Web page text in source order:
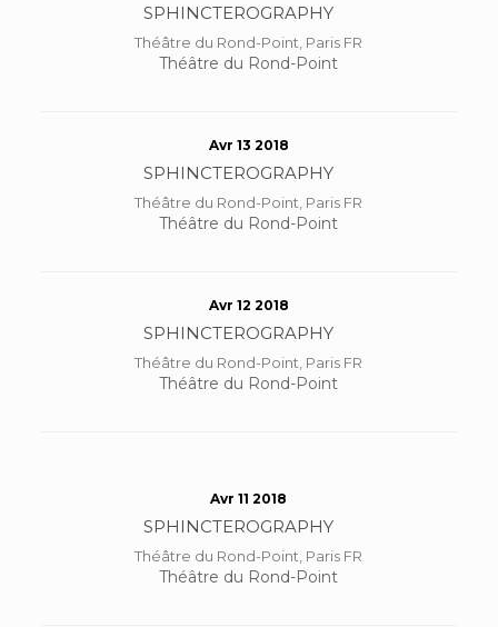
SPHINCTEROGRAPHY
Théâtre du Rond-Point, Paris FR
Théâtre du Rond-Point
Avr 13 2018
SPHINCTEROGRAPHY
Théâtre du Rond-Point, Paris FR
Théâtre du Rond-Point
Avr 12 2018
SPHINCTEROGRAPHY
Théâtre du Rond-Point, Paris FR
Théâtre du Rond-Point
Avr 11 2018
SPHINCTEROGRAPHY
Théâtre du Rond-Point, Paris FR
Théâtre du Rond-Point